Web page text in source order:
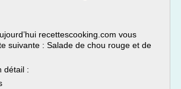
recettescooking.com vous
suivante : Salade de chou rouge et de
détail :